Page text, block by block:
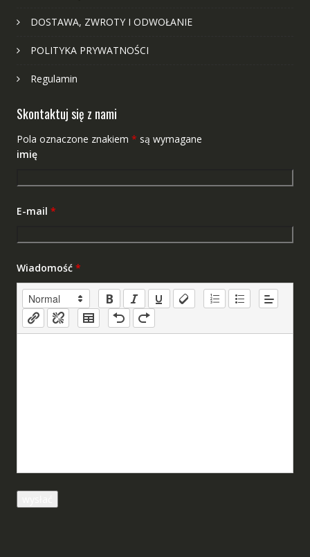
DOSTAWA, ZWROTY I ODWOŁANIE
POLITYKA PRYWATNOŚCI
Regulamin
Skontaktuj się z nami
Pola oznaczone znakiem * są wymagane
imię
E-mail *
Wiadomość *